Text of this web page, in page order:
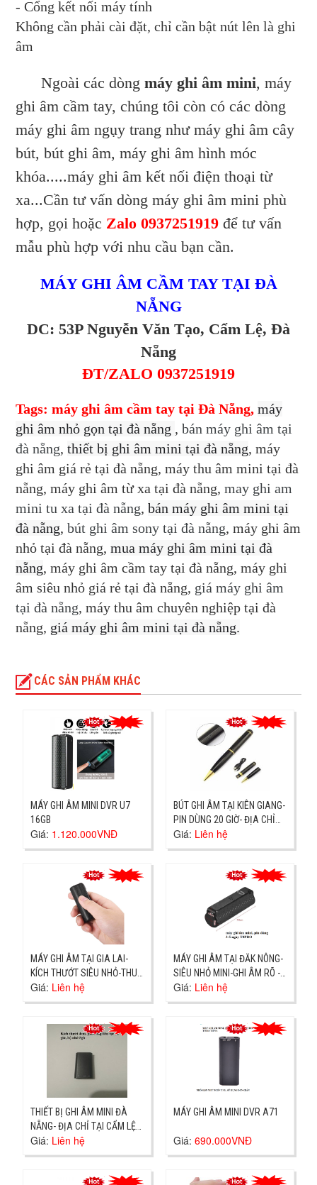
- Cổng kết nối máy tính
Không cần phải cài đặt, chỉ cần bật nút lên là ghi
âm
Ngoài các dòngmáy ghi âm mini, máy
ghi âm cầm tay, chúng tôi còn có các dòng
máy ghi âm ngụy trang như máy ghi âm cây
bút, bút ghi âm, máy ghi âm hình móc
khóa.....máy ghi âm kết nối điện thoại từ
xa...Cần tư vấn dòng máy ghi âm mini phù
hợp, gọi hoặc Zalo 0937251919 để tư vấn
mẫu phù hợp với nhu cầu bạn cần.
MÁY GHI ÂM CẦM TAY TẠI ĐÀ
NẴNG
DC: 53P Nguyễn Văn Tạo, Cẩm Lệ, Đà
Nẵng
ĐT/ZALO 0937251919
Tags: máy ghi âm cầm tay tại Đà Nẵng,máy
ghi âm nhỏ gọn tại đà nẵng ,bán máy ghi âm tại
đà nẵng,thiết bị ghi âm mini tại đà nẵng, máy
ghi âm giá rẻ tại đà nẵng, máy thu âm mini tại đà
nẵng, máy ghi âm từ xa tại đà nẵng,may ghi am
mini tu xa tại đà nẵng,bán máy ghi âm mini tại
đà nẵng,bút ghi âm sony tại đà nẵng, máy ghi âm
nhỏ tại đà nẵng,mua máy ghi âm mini tại đà
nẵng, máy ghi âm cầm tay tại đà nẵng, máy ghi
âm siêu nhỏ giá rẻ tại đà nẵng, giá máy ghi âm
tại đà nẵng, máy thu âm chuyên nghiệp tại đà
nẵng, giá máy ghi âm mini tại đà nẵng.
CÁC SẢN PHẨM KHÁC
MÁY GHI ÂM MINI DVR U7
16GB
Giá: 1.120.000VNĐ
BÚT GHI ÂM TẠI KIÊN GIANG-
PIN DÙNG 20 GIỜ- ĐỊA CHỈ
RẠCH GÍA
Giá: Liên hệ
MÁY GHI ÂM TẠI GIA LAI-
KÍCH THƯỚT SIÊU NHỎ-THU
ÂM TO RÕ
Giá: Liên hệ
MÁY GHI ÂM TẠI ĐĂK NÔNG-
SIÊU NHỎ MINI-GHI ÂM RÕ -
DỄ DÙNG
Giá: Liên hệ
THIẾT BỊ GHI ÂM MINI ĐÀ
NẴNG- ĐỊA CHỈ TẠI CẨM LỆ-
GIAO NGAY
Giá: Liên hệ
MÁY GHI ÂM MINI DVR A71
Giá: 690.000VNĐ